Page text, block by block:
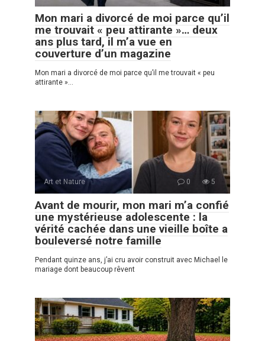
Mon mari a divorcé de moi parce qu’il
me trouvait « peu attirante »… deux
ans plus tard, il m’a vue en
couverture d’un magazine
Mon mari a divorcé de moi parce qu’il me trouvait « peu
attirante »…
Art et Nature 0 5
Avant de mourir, mon mari m’a confié
une mystérieuse adolescente : la
vérité cachée dans une vieille boîte a
bouleversé notre famille
Pendant quinze ans, j’ai cru avoir construit avec Michael le
mariage dont beaucoup rêvent